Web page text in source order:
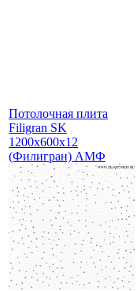
Потолочная плита
Filigran SK
1200x600x12
(Филигран) АМФ